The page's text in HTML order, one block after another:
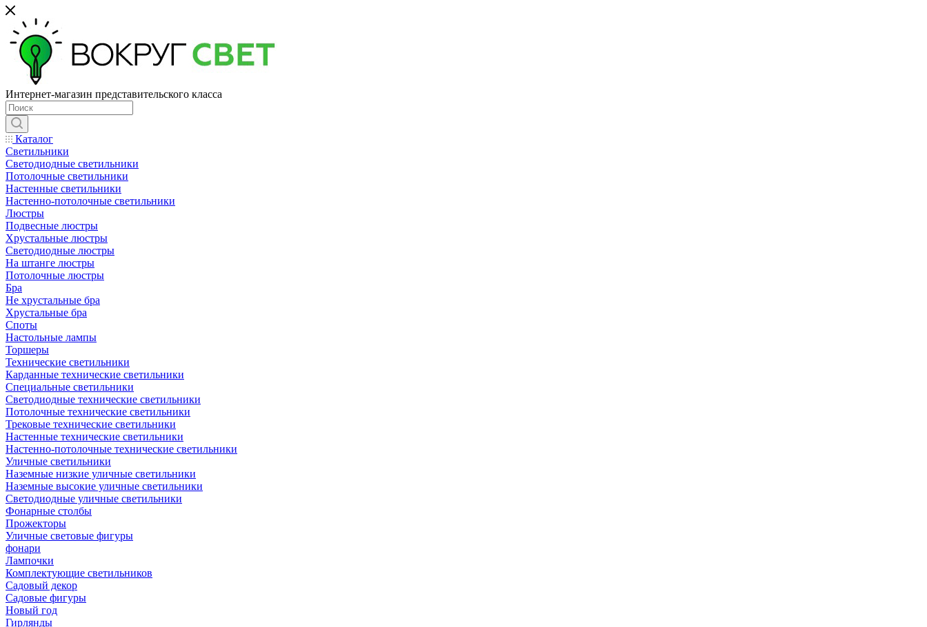
Интернет-магазин представительского класса
Каталог
Светильники
Светодиодные светильники
Потолочные светильники
Настенные светильники
Настенно-потолочные светильники
Люстры
Подвесные люстры
Хрустальные люстры
Светодиодные люстры
На штанге люстры
Потолочные люстры
Бра
Не хрустальные бра
Хрустальные бра
Споты
Настольные лампы
Торшеры
Технические светильники
Карданные технические светильники
Специальные светильники
Светодиодные технические светильники
Потолочные технические светильники
Трековые технические светильники
Настенные технические светильники
Настенно-потолочные технические светильники
Уличные светильники
Наземные низкие уличные светильники
Наземные высокие уличные светильники
Светодиодные уличные светильники
Фонарные столбы
Прожекторы
Уличные световые фигуры
фонари
Лампочки
Комплектующие светильников
Садовый декор
Садовые фигуры
Новый год
Гирлянды